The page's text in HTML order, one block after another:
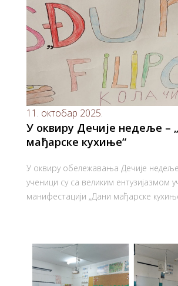
11. октобар 2025.
У оквиру Дечије недеље –
мађарске кухиње“
У оквиру обележавања Дечије недеље
ученици су са великим ентузијазмом
манифестацији „Дани мађарске